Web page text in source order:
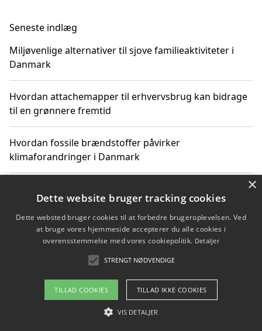
Seneste indlæg
Miljøvenlige alternativer til sjove familieaktiviteter i
Danmark
Hvordan attachemapper til erhvervsbrug kan bidrage
til en grønnere fremtid
Hvordan fossile brændstoffer påvirker
klimaforandringer i Danmark
klimaændringer
Hvordan citater om fossile brændstoffer kan ændre
Copyright 2026 - Pilanto Aps
Om / kontakt
×
Dette website bruger tracking cookies
Dette websted bruger cookies til at forbedre brugeroplevelsen. Ved
at bruge vores hjemmeside accepterer du alle cookies i
overensstemmelse med vores cookiepolitik. Detaljer
STRENGT NØDVENDIGE
TILLAD COOKIES TILLAD IKKE COOKIES
VIS DETALJER